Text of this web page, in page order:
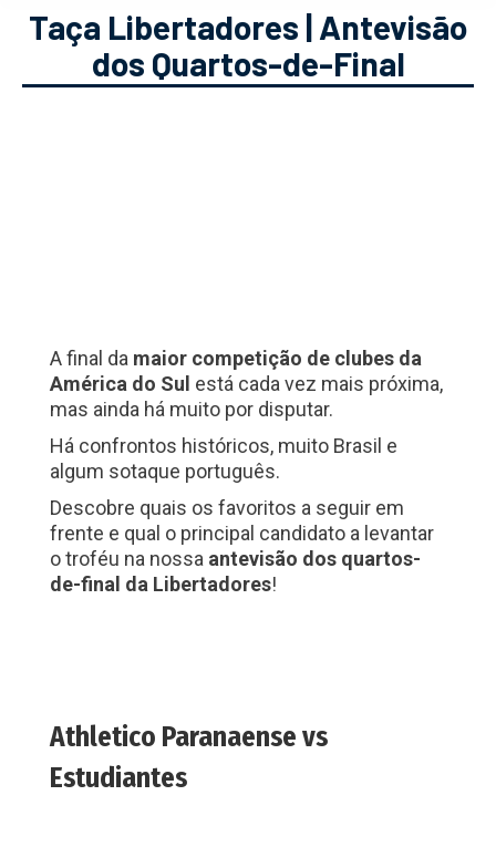
Taça Libertadores | Antevisão
dos Quartos-de-Final
A final da maior competição de clubes da
América do Sul está cada vez mais próxima,
mas ainda há muito por disputar.
Há confrontos históricos, muito Brasil e
algum sotaque português.
Descobre quais os favoritos a seguir em
frente e qual o principal candidato a levantar
o troféu na nossa antevisão dos quartos-
de-final da Libertadores!
Athletico Paranaense vs
Estudiantes